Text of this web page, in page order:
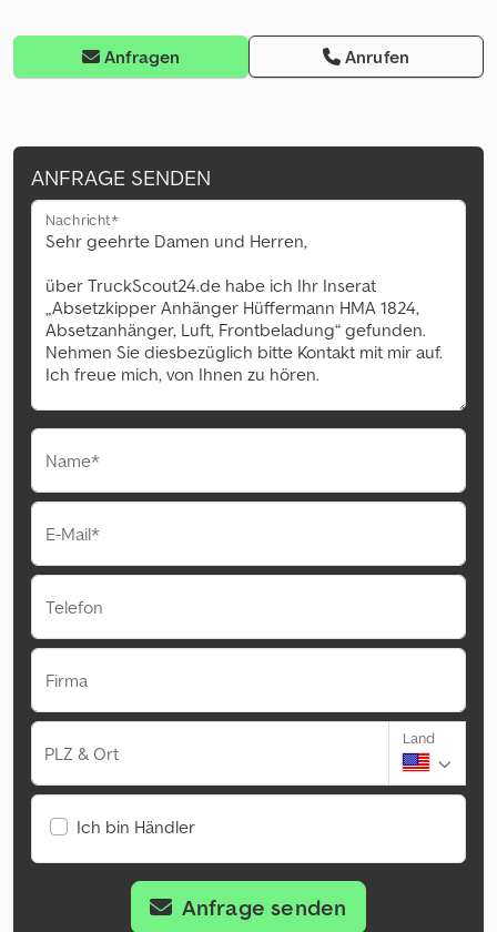
Anfragen Anrufen
ANFRAGE SENDEN
Nachricht*
Name*
E-Mail*
Telefon
Firma
PLZ & Ort
Land
Ich bin Händler
Anfrage senden